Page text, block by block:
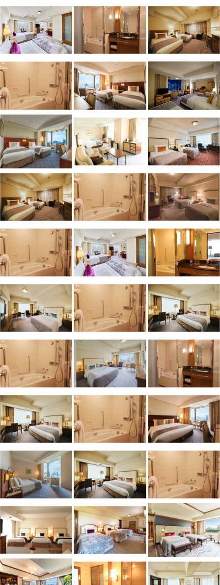
けます。
総客室数909室
IN チェックイン
14:00/ OUT チェックアウト
12:00
駅徒歩5分 駐車場あり
施設からのお知らせ
【8月24日（月）～8月26日（水）本館8階フィットネスジム営業時間
変更のお知らせ】
本館8階の定期メンテナンス実施に伴い、以下の日時はフィットネスジ
ムをご利用いただけません。
あわせて、当該時間帯はエレベーターも8階には停止いたしません。
お客様にはご不便、ご迷惑をおかけいたしますが、何卒ご理解を賜りま
すようお願い申し上げます。
日時：2026年8月24日（月）～ 8月26日（水）9：00～18：00
【内幸町一丁目街区再開発における工事音について】
現在、内幸町一丁目街区では、当社の建て替え計画を含めた再開発計画
TOKYO CROSS PARK構想が進行しています。再開発計画は街区内の地
区ごとに順次進行しており、当社に隣接している地区では工事に着手し
ております。
この工事に伴い、お客様にご利用いただく時間帯や館内施設によって
は、日中および夜間において断続的に工事音などが発生する可能性がご
ざいます。また時間帯によって照明が点灯する期間もございます。
何卒ご理解、ご協力賜りますようよろしくお願い申し上げます。
【帝国ホテル 東京 タワー館営業終了と本館営業継続に関するお知ら
せ】
定）が予定されております。つきましては、タワー館における営業終了
時期について下記の通りお知らせいたします。なお、タワー館客室の一
部、宴会場（光の間）及びプール・サウナについては、タワー館の解体
工事着工までの間、暫定的に営業を継続し、解体工事着工をもって営業
ます。営業日程の詳細につきましては、随時ホテルホームページ等でお
知らせいたします。
（2024年8月8日更新）
＜本館へ移転営業施設＞
・フィットネスジム（本館8階）
・レストラン「帝国ホテル 寅黒 」（本館地下1階）
・ホテルショップ「ガルガンチュワ」（本館1階）
＜営業終了予定施設＞※時期未定
・タワー館 客室
・プール・サウナ
・宴会場「光の間」
＜営業終了施設＞
・レストラン「東京吉兆」、「鮨源」、「天一」、「北京」、「ラ ブ
※重要なお知らせです。必ず続きをご確認ください。